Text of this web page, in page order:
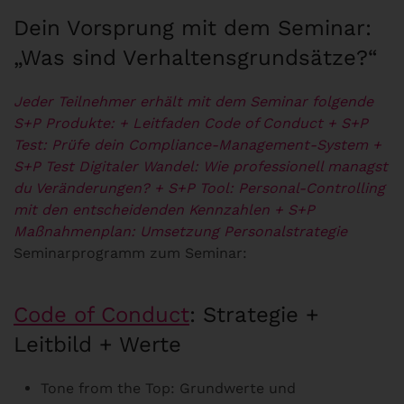
Dein Vorsprung mit dem Seminar:
„Was sind Verhaltensgrundsätze?“
Jeder Teilnehmer erhält mit dem Seminar folgende
S+P Produkte: + Leitfaden Code of Conduct + S+P
Test: Prüfe dein Compliance-Management-System +
S+P Test Digitaler Wandel: Wie professionell managst
du Veränderungen? + S+P Tool: Personal-Controlling
mit den entscheidenden Kennzahlen + S+P
Maßnahmenplan: Umsetzung Personalstrategie
Seminarprogramm zum Seminar:
Code of Conduct: Strategie +
Leitbild + Werte
Tone from the Top: Grundwerte und